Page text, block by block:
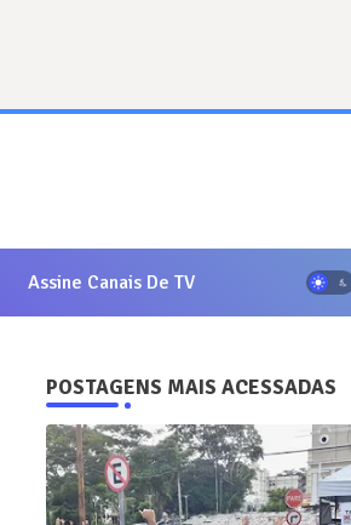
Assine Canais De TV
POSTAGENS MAIS ACESSADAS